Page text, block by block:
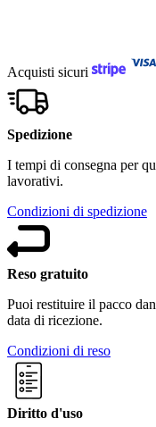
Acquisti sicuri
Spedizione
I tempi di consegna per
lavorativi.
Condizioni di spedizione
Reso gratuito
Puoi restituire il pacco
data di ricezione.
Condizioni di reso
Diritto d'uso